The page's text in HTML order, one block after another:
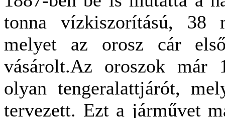
tonna vízkiszorítású, 38
melyet az orosz cár
vásárolt.Az oroszok már
olyan tengeralattjárót,
tervezett. Ezt a járművet